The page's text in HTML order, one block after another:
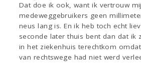
Dat doe ik ook, want ik vertrouw
medeweggebruikers geen
neus lang is. En ik heb toch echt
seconde later thuis bent dan dat ik
in het ziekenhuis terechtkom
van rechtswege had niet werd